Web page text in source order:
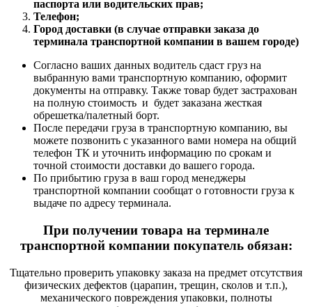
паспорта или водительских прав;
Телефон;
Город доставки (в случае отправки заказа до
терминала транспортной компании в вашем городе)
Согласно ваших данных водитель сдаст груз на
выбранную вами транспортную компанию, оформит
документы на отправку. Также товар будет застрахован
на полную стоимость и будет заказана жесткая
обрешетка/палетный борт.
После передачи груза в транспортную компанию, вы
можете позвонить с указанного вами номера на общий
телефон ТК и уточнить информацию по срокам и
точной стоимости доставки до вашего города.
По прибытию груза в ваш город менеджеры
транспортной компании сообщат о готовности груза к
выдаче по адресу терминала.
При получении товара на терминале
транспортной компании покупатель обязан:
Тщательно проверить упаковку заказа на предмет отсутствия
физических дефектов (царапин, трещин, сколов и т.п.),
механического повреждения упаковки, полноты